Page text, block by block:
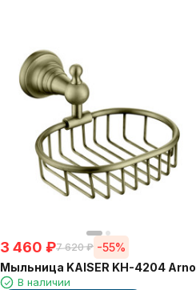
3 460 ₽7 620 ₽ -55%
Мыльница KAISER KH-4204 Arno
В наличии